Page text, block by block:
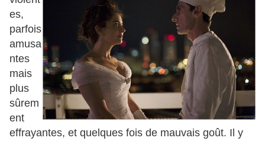
es,
parfois
amusa
ntes
mais
plus
sûrem
ent
effrayantes, et quelques fois de mauvais goût. Il y